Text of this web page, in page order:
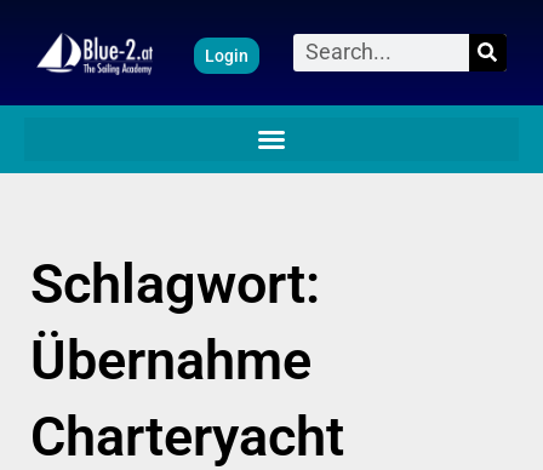
Inhalt
springen
Login Suche
Schlagwort:
Übernahme
Charteryacht